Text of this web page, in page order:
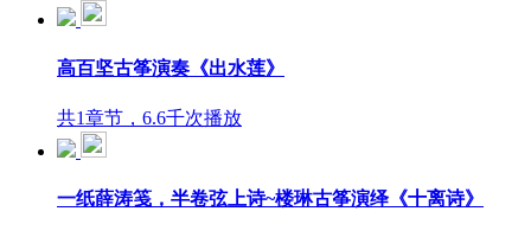
高百坚古筝演奏《出水莲》
共1章节，6.6千次播放
一纸薛涛笺，半卷弦上诗~楼琳古筝演绎《十离诗》